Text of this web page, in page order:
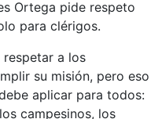
Ortega pide respeto
para clérigos.
respetar a los
su misión, pero eso
aplicar para todos:
campesinos, los